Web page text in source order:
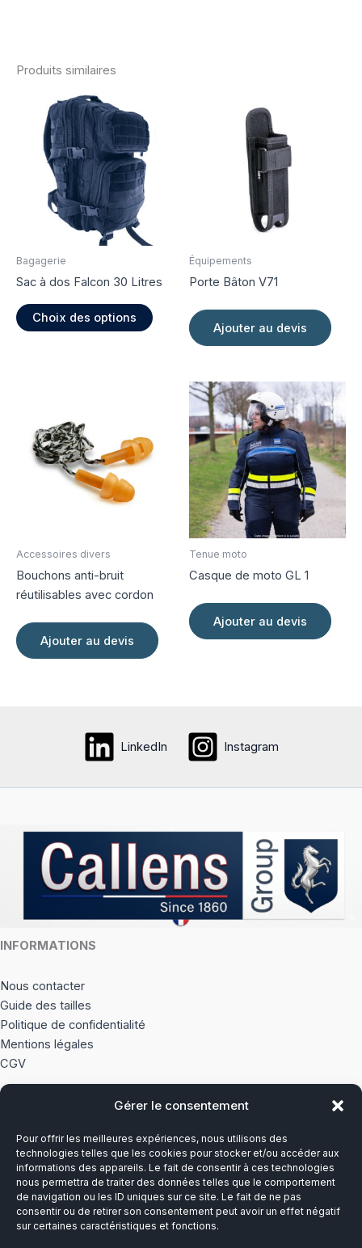
Gérer le consentement
Pour offrir les meilleures expériences, nous utilisons des
technologies telles que les cookies pour stocker et/ou accéder aux
informations des appareils. Le fait de consentir à ces technologies
nous permettra de traiter des données telles que le comportement
de navigation ou les ID uniques sur ce site. Le fait de ne pas
consentir ou de retirer son consentement peut avoir un effet négatif
sur certaines caractéristiques et fonctions.
Produits similaires
Bagagerie
Sac à dos Falcon 30 Litres
Choix des options
produit
variations.
options
peuvent
choisies
produit
Équipements
Porte Bâton V71
Ajouter au devis
Accessoires divers
Bouchons anti-bruit
réutilisables avec cordon
Ajouter au devis
Tenue moto
Casque de moto GL 1
Ajouter au devis
LinkedIn Instagram
INFORMATIONS
Nous contacter
Guide des tailles
Politique de confidentialité
Mentions légales
CGV
Notre histoire
Du lundi au vendredi
8h00-12h30 et 13h30-17h00